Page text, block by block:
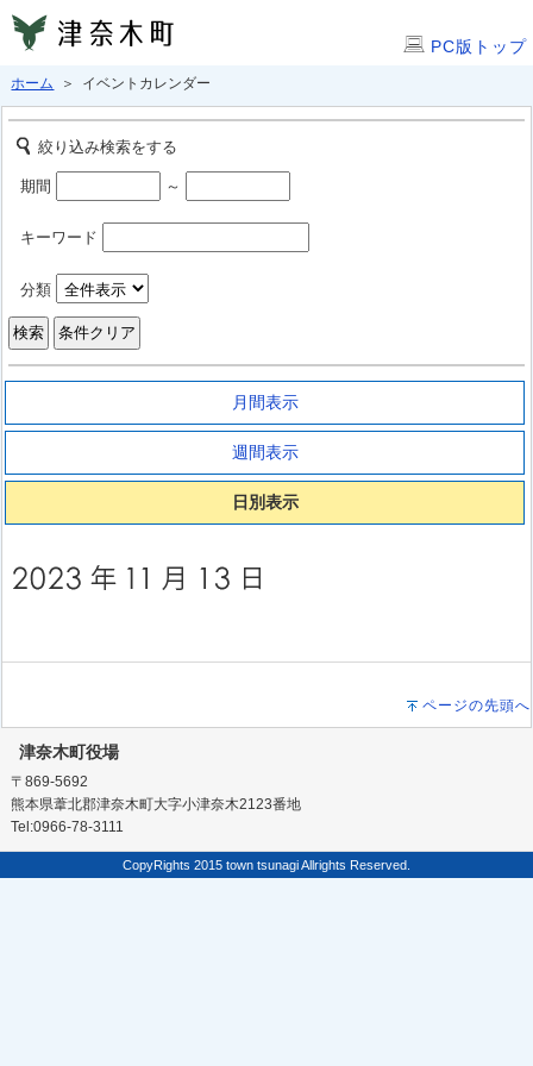
PC版トップ
ホーム ＞ イベントカレンダー
絞り込み検索をする
期間 ～
キーワード
分類
月間表示
週間表示
日別表示
ページの先頭へ
津奈木町役場
〒869-5692
熊本県葦北郡津奈木町大字小津奈木2123番地
Tel:0966-78-3111
CopyRights 2015 town tsunagi Allrights Reserved.